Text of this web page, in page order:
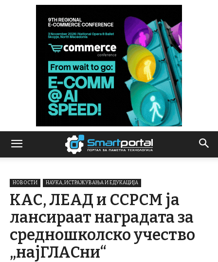
НОВОСТИ НАУКА, ИСТРАЖУВАЊА И ЕДУКАЦИЈА
КАС, ЛЕАД и ССРСМ ја
лансираат наградата за
средношколско учество
„најГЛАСни“